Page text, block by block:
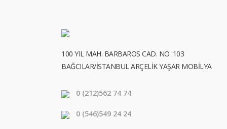
100 YIL MAH. BARBAROS CAD. NO :103
BAĞCILAR/İSTANBUL ARÇELİK YAŞAR MOBİLYA
0 (212)562 74 74
0 (546)549 24 24